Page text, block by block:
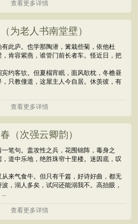
查看更多详情
为老人书南堂壁）
此庐。也学那陶潜，篱栽些菊，依他杜
肯容紫燕，谁管门前长者车。怪近日，把
约客欤。但夏榻宵眠，面风欹枕，冬檐昼
只教僮道，这屋主人今自居。休羡彼，有
查看更多详情
（次强云卿韵）
笔句。盖攻性之兵，花围锦阵，毒身之
道中乐地，绝胜珠帘十里楼。迷因底，叹
来气食牛。但只有千篇，好诗好曲，都无
，溺人多矣，试问还能溺我不。高抬眼，
...
查看更多详情